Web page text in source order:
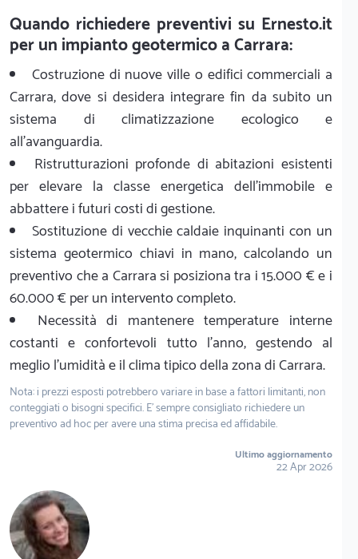
Quando richiedere preventivi su Ernesto.it
per un impianto geotermico a Carrara:
Costruzione di nuove ville o edifici commerciali a
Carrara, dove si desidera integrare fin da subito un
sistema di climatizzazione ecologico e
all'avanguardia.
Ristrutturazioni profonde di abitazioni esistenti
per elevare la classe energetica dell'immobile e
abbattere i futuri costi di gestione.
Sostituzione di vecchie caldaie inquinanti con un
sistema geotermico chiavi in mano, calcolando un
preventivo che a Carrara si posiziona tra i 15.000 € e i
60.000 € per un intervento completo.
Necessità di mantenere temperature interne
costanti e confortevoli tutto l'anno, gestendo al
meglio l'umidità e il clima tipico della zona di Carrara.
Nota: i prezzi esposti potrebbero variare in base a fattori limitanti, non
conteggiati o bisogni specifici. E' sempre consigliato richiedere un
preventivo ad hoc per avere una stima precisa ed affidabile.
Ultimo aggiornamento
22 Apr 2026